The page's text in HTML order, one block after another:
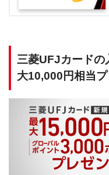
三菱UFJカードの
大10,000円相当プ